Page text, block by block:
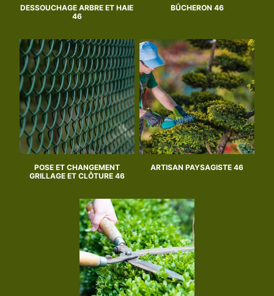
DESSOUCHAGE ARBRE ET HAIE
46
BÛCHERON 46
POSE ET CHANGEMENT
GRILLAGE ET CLÔTURE 46
ARTISAN PAYSAGISTE 46